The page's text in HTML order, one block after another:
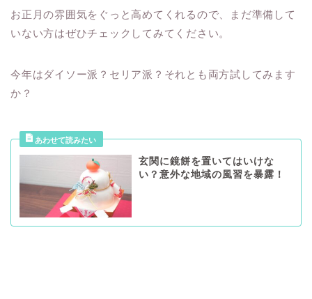
お正月の雰囲気をぐっと高めてくれるので、まだ準備して
いない方はぜひチェックしてみてください。
今年はダイソー派？セリア派？それとも両方試してみます
か？
玄関に鏡餅を置いてはいけな
い？意外な地域の風習を暴露！